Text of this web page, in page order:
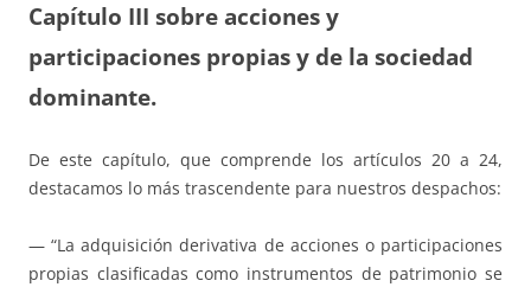
Capítulo III sobre acciones y
participaciones propias y de la sociedad
dominante.
De este capítulo, que comprende los artículos 20 a 24,
destacamos lo más trascendente para nuestros despachos:
— “La adquisición derivativa de acciones o participaciones
propias clasificadas como instrumentos de patrimonio se